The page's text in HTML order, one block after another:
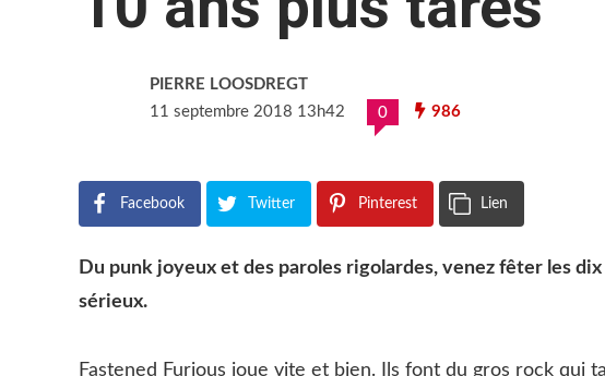
PIERRE LOOSDREGT
11 septembre 2018 13h42
0 986
Facebook Twitter Pinterest Lien
Du punk joyeux et des paroles rigolardes, venez fêter les dix
sérieux.
Fastened Furious joue vite et bien. Ils font du gros rock qui